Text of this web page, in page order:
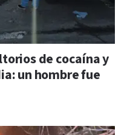
de cocaína y
un hombre fue